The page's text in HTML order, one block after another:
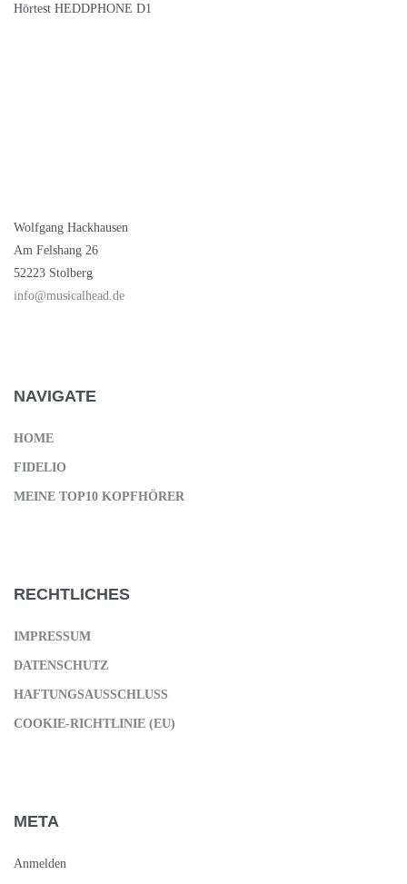
Hörtest HEDDPHONE D1
Wolfgang Hackhausen
Am Felshang 26
52223 Stolberg
info@musicalhead.de
NAVIGATE
HOME
FIDELIO
MEINE TOP10 KOPFHÖRER
RECHTLICHES
IMPRESSUM
DATENSCHUTZ
HAFTUNGSAUSSCHLUSS
COOKIE-RICHTLINIE (EU)
META
Anmelden